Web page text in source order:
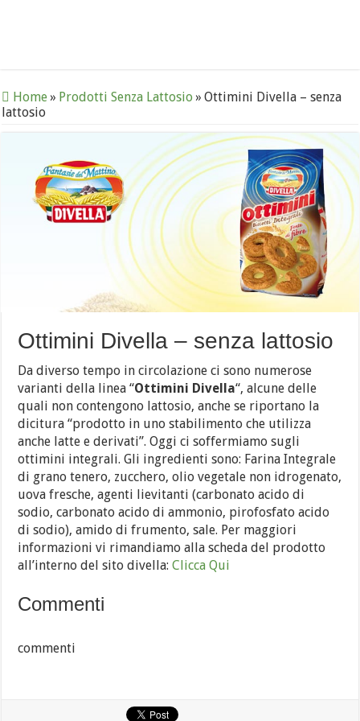
Home» Prodotti Senza Lattosio » Ottimini Divella – senza
lattosio
Ottimini Divella – senza lattosio
Da diverso tempo in circolazione ci sono numerose
varianti della linea “Ottimini Divella“, alcune delle
quali non contengono lattosio, anche se riportano la
dicitura “prodotto in uno stabilimento che utilizza
anche latte e derivati”. Oggi ci soffermiamo sugli
ottimini integrali. Gli ingredienti sono: Farina Integrale
di grano tenero, zucchero, olio vegetale non idrogenato,
uova fresche, agenti lievitanti (carbonato acido di
sodio, carbonato acido di ammonio, pirofosfato acido
di sodio), amido di frumento, sale. Per maggiori
informazioni vi rimandiamo alla scheda del prodotto
all’interno del sito divella:Clicca Qui
Commenti
commenti